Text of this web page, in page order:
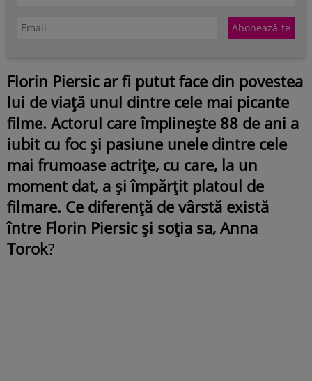
Florin Piersic ar fi putut face din povestea
lui de viață unul dintre cele mai picante
filme. Actorul care împlinește 88 de ani a
iubit cu foc și pasiune unele dintre cele
mai frumoase actrițe, cu care, la un
moment dat, a și împărțit platoul de
filmare. Ce diferență de vârstă există
între Florin Piersic și soția sa, Anna
Torok?